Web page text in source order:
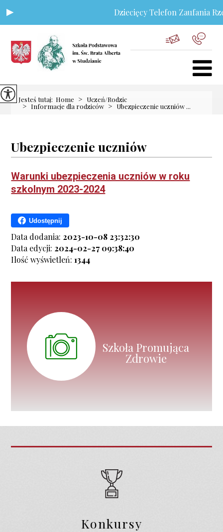
Dziecięcy Telefon Zaufania
Jesteś tutaj: Home > Uczeń/Rodzic
> Informacje dla rodziców > Ubezpieczenie uczniów ...
Ubezpieczenie uczniów
Warunki ubezpieczenia uczniów w roku
szkolnym 2023-2024
Udostępnij
Data dodania: 2023-10-08 23:32:30
Data edycji: 2024-02-27 09:38:40
Ilość wyświetleń:1344
Szkoła Promująca
Zdrowie
Konkursy